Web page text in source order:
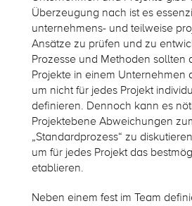
Überzeugung nach ist es
unternehmens- und teilweise
Ansätze zu prüfen und zu
Prozesse und Methoden sollten
Projekte in einem Unternehmen
um nicht für jedes Projekt
definieren. Dennoch kann es
Projektebene Abweichungen
„Standardprozess“ zu
um für jedes Projekt das
etablieren.
Neben einem fest im Team